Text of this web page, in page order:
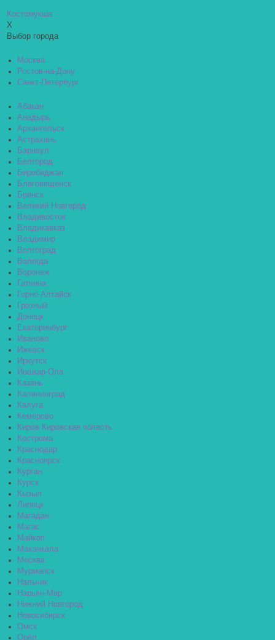
Костомукша
X
Выбор города
Москва
Ростов-на-Дону
Санкт-Петербург
Абакан
Анадырь
Архангельск
Астрахань
Барнаул
Белгород
Биробиджан
Благовещенск
Брянск
Великий Новгород
Владивосток
Владикавказ
Владимир
Волгоград
Вологда
Воронеж
Гатчина
Горно-Алтайск
Грозный
Донецк
Екатеринбург
Иваново
Ижевск
Иркутск
Йошкар-Ола
Казань
Калининград
Калуга
Кемерово
Киров Кировская область
Кострома
Краснодар
Красноярск
Курган
Курск
Кызыл
Липецк
Магадан
Магас
Майкоп
Махачкала
Москва
Мурманск
Нальчик
Нарьян-Мар
Нижний Новгород
Новосибирск
Омск
Орёл